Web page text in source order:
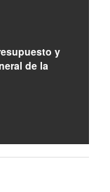
y
de la